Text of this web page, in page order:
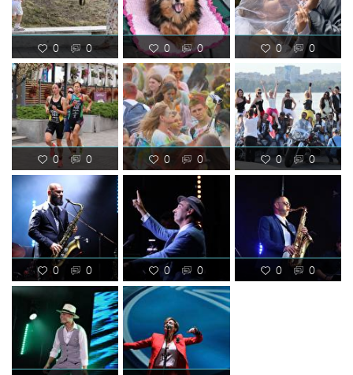
0 0 0 0 0 0
0 0 0 0 0 0
0 0 0 0 0 0